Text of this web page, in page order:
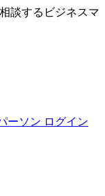
談するビジネスマ
ーソン ログイン